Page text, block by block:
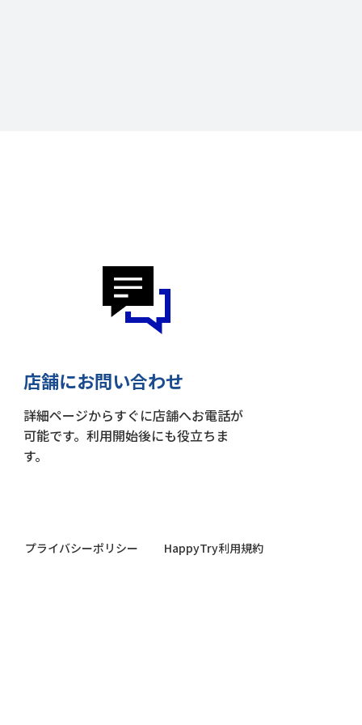
店舗にお問い合わせ
詳細ページからすぐに店舗へお電話が
可能です。利用開始後にも役立ちま
す。
プライバシーポリシー
HappyTry利用規約